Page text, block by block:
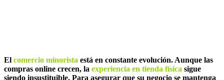
El comercio minorista está en constante evolución. Aunque las
compras online crecen, la experiencia en tienda física sigue
siendo insustituible. Para asegurar que su negocio se mantenga